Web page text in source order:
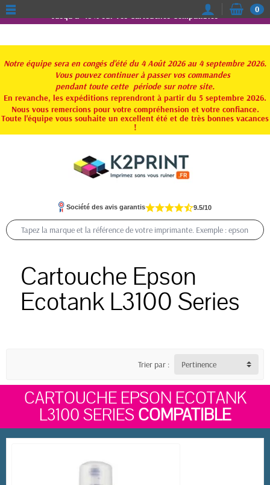
Jusqu'à -15% sur vos Cartouches Compatibles
Notre équipe sera en congés d'été du 4 Août 2026 au 4 septembre 2026.
Vous pouvez continuer à passer vos commandes
pendant toute cette période sur notre site.
En revanche, les expéditions reprendront à partir du 5 septembre 2026.
Nous vous remercions pour votre compréhension et votre confiance.
Toute l'équipe vous souhaite un excellent été et de très bonnes vacances
!
0
Société des avis garantis 9.5/10
Cartouche Epson
Ecotank L3100 Series
Trier par : Pertinence
CARTOUCHE EPSON ECOTANK
L3100 SERIES COMPATIBLE